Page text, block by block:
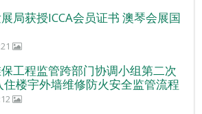
局获授ICCA会员证书 澳琴会展国
工程监管跨部门协调小组第二次
楼宇外墙维修防火安全监管流程